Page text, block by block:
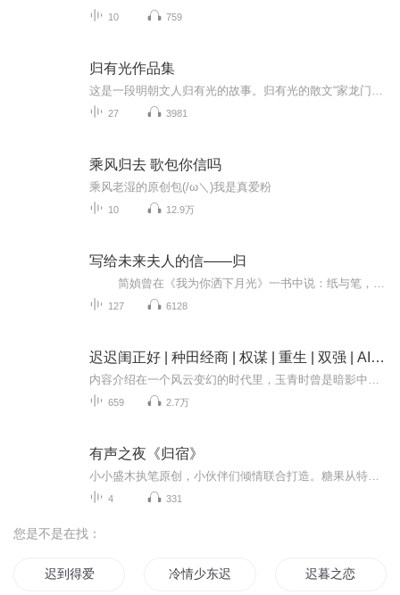
10 759
归有光作品集
27 3981
乘风归去 歌包你信吗
乘风老湿的原创包(/ω＼)我是真爱粉
10 12.9万
写给未来夫人的信——归
127 6128
迟迟闺正好 | 种田经商 | 权谋 | 重生 | 双强 | AI多播
659 2.7万
有声之夜《归宿》
4 331
您是不是在找：
迟到得爱 冷情少东迟迟爱 迟暮之恋